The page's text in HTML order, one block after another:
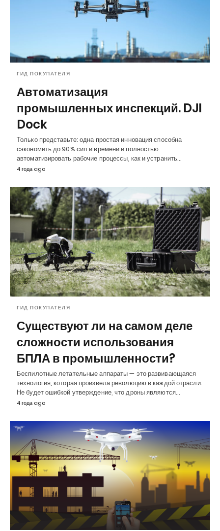
ГИД ПОКУПАТЕЛЯ
Автоматизация
промышленных инспекций. DJI
Dock
Только представьте: одна простая инновация способна
сэкономить до 90% сил и времени и полностью
автоматизировать рабочие процессы, как и устранить…
4 года ago
ГИД ПОКУПАТЕЛЯ
Существуют ли на самом деле
сложности использования
БПЛА в промышленности?
Беспилотные летательные аппараты — это развивающаяся
технология, которая произвела революцию в каждой отрасли.
Не будет ошибкой утверждение, что дроны являются…
4 года ago